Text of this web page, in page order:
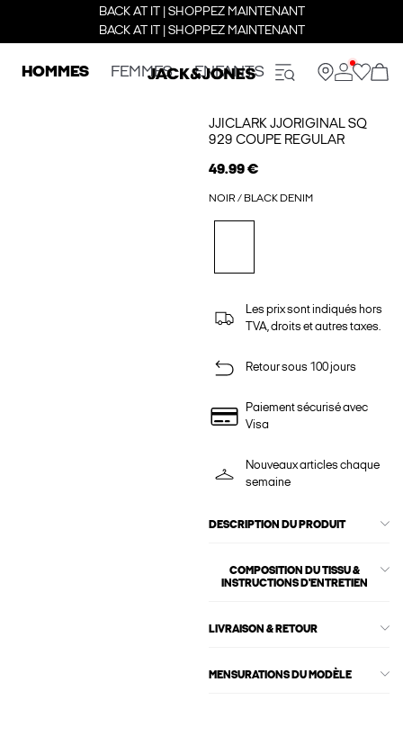
BACK AT IT | SHOPPEZ MAINTENANT
BACK AT IT | SHOPPEZ MAINTENANT
HOMMES FEMMES ENFANTS
JJICLARK JJORIGINAL SQ
929 COUPE REGULAR
49.99 €
NOIR / BLACK DENIM
Les prix sont indiqués hors
TVA, droits et autres taxes.
Retour sous 100 jours
Paiement sécurisé avec
Visa
Nouveaux articles chaque
semaine
DESCRIPTION DU PRODUIT
COMPOSITION DU TISSU &
INSTRUCTIONS D'ENTRETIEN
LIVRAISON & RETOUR
MENSURATIONS DU MODÈLE